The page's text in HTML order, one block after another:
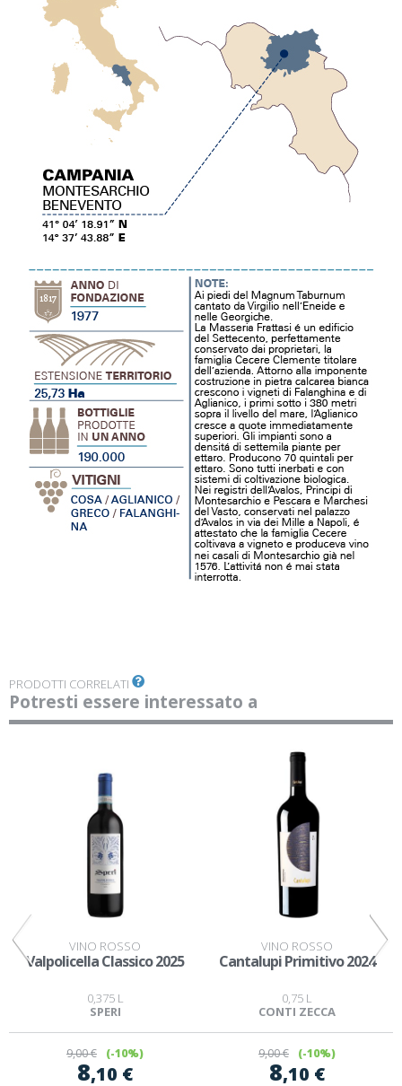
PRODOTTI CORRELATI
Potresti essere interessato a
VINO ROSSO
Valpolicella Classico 2025
0,375 L
SPERI
9,00 € (-10%)
8,10 €
VINO ROSSO
Cantalupi Primitivo 2024
0,75 L
CONTI ZECCA
9,00 € (-10%)
8,10 €